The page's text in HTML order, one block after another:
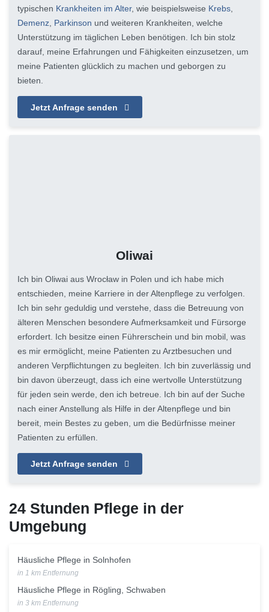
typischen Krankheiten im Alter, wie beispielsweise Krebs,
Demenz, Parkinson und weiteren Krankheiten, welche
Unterstützung im täglichen Leben benötigen. Ich bin stolz
darauf, meine Erfahrungen und Fähigkeiten einzusetzen, um
meine Patienten glücklich zu machen und geborgen zu
bieten.
Jetzt Anfrage senden
Oliwai
Ich bin Oliwai aus Wrocław in Polen und ich habe mich
entschieden, meine Karriere in der Altenpflege zu verfolgen.
Ich bin sehr geduldig und verstehe, dass die Betreuung von
älteren Menschen besondere Aufmerksamkeit und Fürsorge
erfordert. Ich besitze einen Führerschein und bin mobil, was
es mir ermöglicht, meine Patienten zu Arztbesuchen und
anderen Verpflichtungen zu begleiten. Ich bin zuverlässig und
bin davon überzeugt, dass ich eine wertvolle Unterstützung
für jeden sein werde, den ich betreue. Ich bin auf der Suche
nach einer Anstellung als Hilfe in der Altenpflege und bin
bereit, mein Bestes zu geben, um die Bedürfnisse meiner
Patienten zu erfüllen.
Jetzt Anfrage senden
24 Stunden Pflege in der
Umgebung
Häusliche Pflege in Solnhofen
in 1 km Entfernung
Häusliche Pflege in Rögling, Schwaben
in 3 km Entfernung